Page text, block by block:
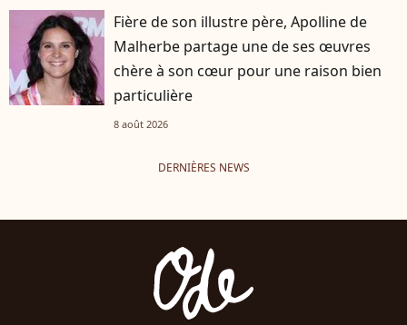
Fière de son illustre père, Apolline de
Malherbe partage une de ses œuvres
chère à son cœur pour une raison bien
particulière
8 août 2026
DERNIÈRES NEWS